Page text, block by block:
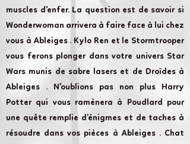
muscles d'enfer. La question est de savoir si
Wonderwoman arrivera à faire face à lui chez
vous à Ableiges . Kylo Ren et le Stormtrooper
vous ferons plonger dans votre univers Star
Wars munis de sabre lasers et de Droïdes à
Ableiges . N'oublions pas non plus Harry
Potter qui vous ramènera à Poudlard pour
une quête remplie d’énigmes et de taches à
résoudre dans vos pièces à Ableiges . Chat